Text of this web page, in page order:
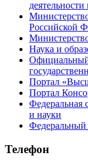
Российской
Наука и
Портал
Портал
Федеральная
и науки
Федеральный
Телефон